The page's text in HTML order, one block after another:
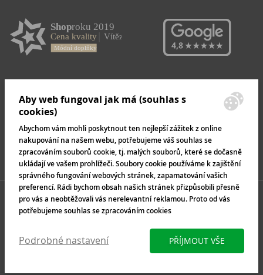
Aby web fungoval jak má (souhlas s
cookies)
Abychom vám mohli poskytnout ten nejlepší zážitek z online
nakupování na našem webu, potřebujeme váš souhlas se
zpracováním souborů cookie, tj. malých souborů, které se dočasně
ukládají ve vašem prohlížeči. Soubory cookie používáme k zajištění
správného fungování webových stránek, zapamatování vašich
preferencí. Rádi bychom obsah našich stránek přizpůsobili přesně
pro vás a neobtěžovali vás nerelevantní reklamou. Proto od vás
potřebujeme souhlas se zpracováním cookies
Podrobné nastavení PŘÍJMOUT VŠE